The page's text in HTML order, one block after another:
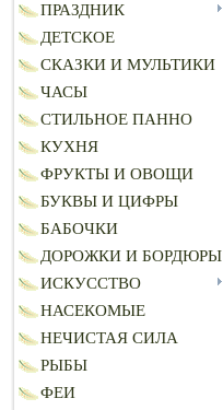
ПРАЗДНИК
ДЕТСКОЕ
СКАЗКИ И МУЛЬТИКИ
ЧАСЫ
СТИЛЬНОЕ ПАННО
КУХНЯ
ФРУКТЫ И ОВОЩИ
БУКВЫ И ЦИФРЫ
БАБОЧКИ
ДОРОЖКИ И БОРДЮРЫ
ИСКУССТВО
НАСЕКОМЫЕ
НЕЧИСТАЯ СИЛА
РЫБЫ
ФЕИ